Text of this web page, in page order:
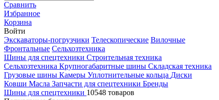
Сравнить
Избранное
Корзина
Войти
Экскаваторы-погрузчики Телескопические Вилочные
Фронтальные Сельхозтехника
Шины для спецтехники Строительная техника
Сельхозтехника Крупногабаритные шины Складская техника
Грузовые шины Камеры Уплотнительные кольца Диски
Ковши Масла Запчасти для спецтехники Бренды
Шины для спецтехники 10548 товаров